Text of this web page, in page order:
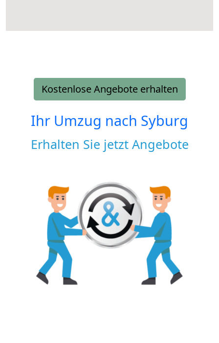
Kostenlose Angebote erhalten
Ihr Umzug nach Syburg
Erhalten Sie jetzt Angebote